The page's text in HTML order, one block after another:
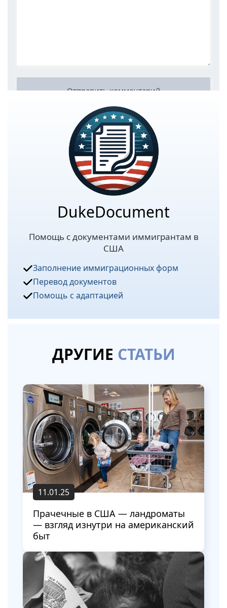
DukeDocument
Помощь с документами иммигрантам в
США
Заполнение иммиграционных форм
Перевод документов
Помощь с адаптацией
ДРУГИЕ СТАТЬИ
11.01.25
Прачечные в США — ландроматы
— взгляд изнутри на американский
быт